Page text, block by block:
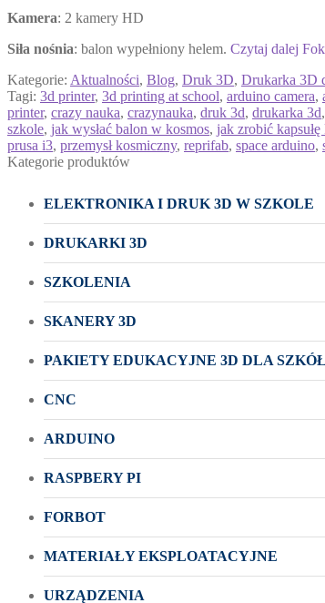
Kamera: 2 kamery HD
Siła nośnia: balon wypełniony helem. Czytaj dalej
Kategorie: Aktualności, Blog, Druk 3D, Drukarka 3D
Tagi: 3d printer, 3d printing at school, arduino camera,
printer, crazy nauka, crazynauka, druk 3d, drukarka 3d,
szkole, jak wysłać balon w kosmos, jak zrobić kapsułę
prusa i3, przemysł kosmiczny, reprifab, space arduino,
Kategorie produktów
ELEKTRONIKA I DRUK 3D W SZKOLE
DRUKARKI 3D
SZKOLENIA
SKANERY 3D
PAKIETY EDUKACYJNE 3D DLA SZKÓŁ
CNC
ARDUINO
RASPBERY PI
FORBOT
MATERIAŁY EKSPLOATACYJNE
URZĄDZENIA